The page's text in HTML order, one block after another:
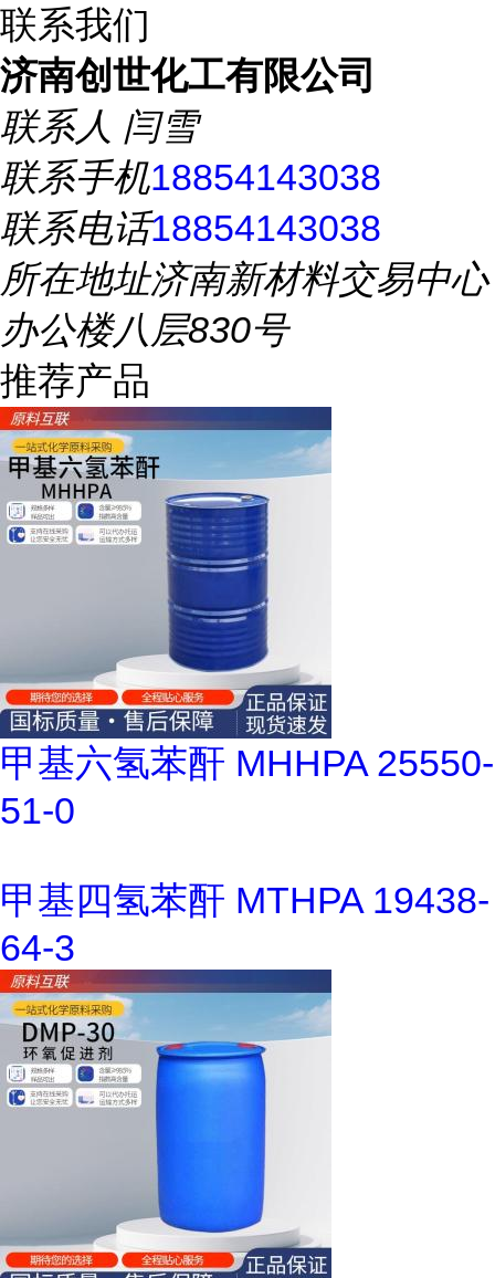
联系我们
济南创世化工有限公司
联系人 闫雪
联系手机18854143038
联系电话18854143038
所在地址济南新材料交易中心
办公楼八层830号
推荐产品
甲基六氢苯酐 MHHPA 25550-
51-0
甲基四氢苯酐 MTHPA 19438-
64-3